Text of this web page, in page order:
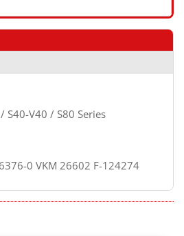
S40-V40 / S80 Series
0 VKM 26602 F-124274